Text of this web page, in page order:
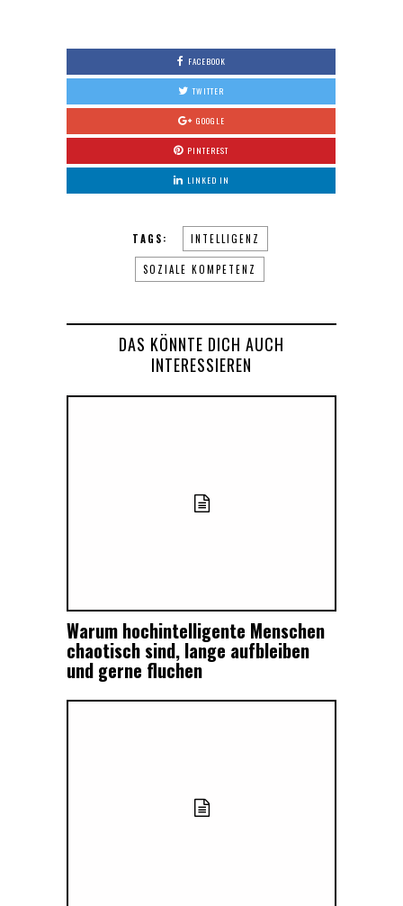
FACEBOOK
TWITTER
GOOGLE
PINTEREST
LINKED IN
TAGS: INTELLIGENZ
SOZIALE KOMPETENZ
DAS KÖNNTE DICH AUCH
INTERESSIEREN
Warum hochintelligente Menschen
chaotisch sind, lange aufbleiben
und gerne fluchen